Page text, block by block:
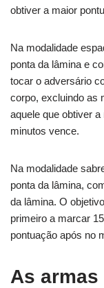
obtiver a maior
Na modalidade
ponta da lâmina e
tocar o adversário
corpo, excluindo as
aquele que obtiver
minutos vence.
Na modalidade
ponta da lâmina,
da lâmina. O
primeiro a marcar
pontuação após no
As